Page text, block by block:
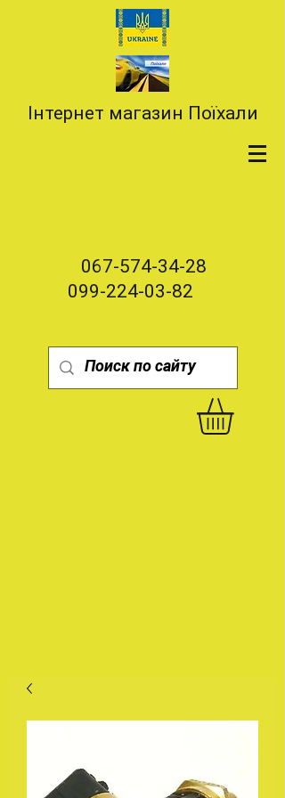
Інтернет магазин Поїхали
067-574-34-28
099-224-03-82